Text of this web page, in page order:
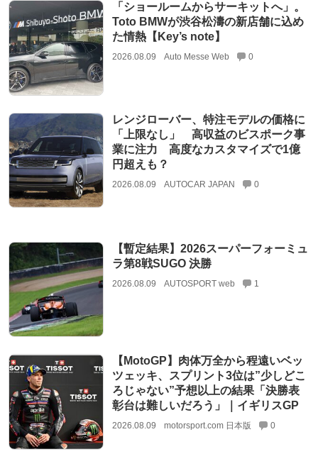
「ショールームからサーキットへ」。
Toto BMWが渋谷松濤の新店舗に込め
た情熱【Key’s note】
2026.08.09 Auto Messe Web 0
レンジローバー、特注モデルの価格に
「上限なし」 高収益のビスポーク事
業に注力 高度なカスタマイズで1億
円超えも？
2026.08.09 AUTOCAR JAPAN 0
【暫定結果】2026スーパーフォーミュ
ラ第8戦SUGO 決勝
2026.08.09 AUTOSPORT web 1
【MotoGP】肉体万全から程遠いベッ
ツェッキ、スプリント3位は”少しどこ
ろじゃない”予想以上の結果「決勝表
彰台は難しいだろう」｜イギリスGP
2026.08.09 motorsport.com 日本版 0